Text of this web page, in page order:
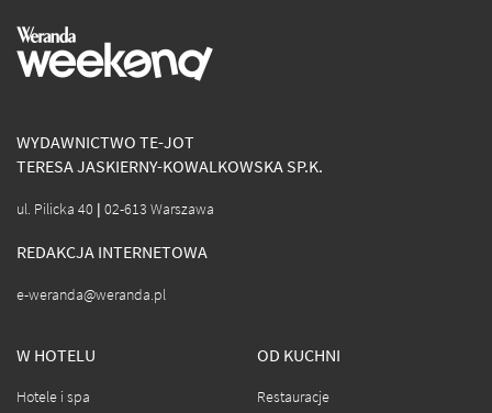
WYDAWNICTWO TE-JOT
TERESA JASKIERNY-KOWALKOWSKA SP.K.
ul. Pilicka 40 | 02-613 Warszawa
REDAKCJA INTERNETOWA
e-weranda@weranda.pl
W HOTELU
Hotele i spa
OD KUCHNI
Restauracje